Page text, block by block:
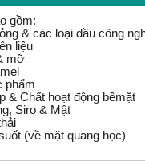
gồm:
& các loại dầu công
liệu
mỡ
phẩm
& Chất hoạt động bềmặt
Siro & Mật
(về mặt quang học)